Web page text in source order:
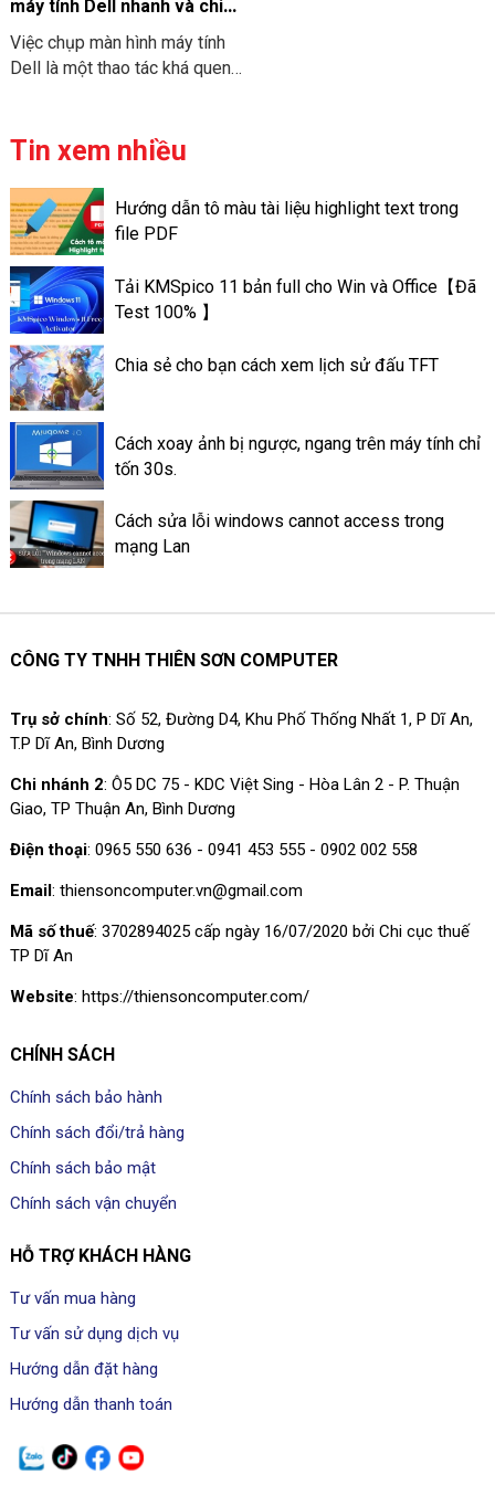
máy tính Dell nhanh và chi
tiết
Việc chụp màn hình máy tính
Dell là một thao tác khá quen
người cũng biết cách chụp
Bài viết này chúng tôi sẽ
hướng dẫn các cách chụp màn
hình máy tính Dell nhanh nhất
và chi tiết nhất. Giúp cho bạn
lựa chọn được cách phù hợp
với nhu cầu của mình.
Tin xem nhiều
Hướng dẫn tô màu tài liệu highlight text trong
file PDF
Tải KMSpico 11 bản full cho Win và Office【Đã
Test 100% 】
Chia sẻ cho bạn cách xem lịch sử đấu TFT
Cách xoay ảnh bị ngược, ngang trên máy tính chỉ
tốn 30s.
Cách sửa lỗi windows cannot access trong
mạng Lan
CÔNG TY TNHH THIÊN SƠN COMPUTER
Trụ sở chính: Số 52, Đường D4, Khu Phố Thống Nhất 1, P Dĩ An,
T.P Dĩ An, Bình Dương
Chi nhánh 2: Ô5 DC 75 - KDC Việt Sing - Hòa Lân 2 - P. Thuận
Giao, TP Thuận An, Bình Dương
Điện thoại: 0965 550 636 - 0941 453 555 - 0902 002 558
Email: thiensoncomputer.vn@gmail.com
Mã số thuế: 3702894025 cấp ngày 16/07/2020 bởi Chi cục thuế
TP Dĩ An
Website: https://thiensoncomputer.com/
CHÍNH SÁCH
Chính sách bảo hành
Chính sách đổi/trả hàng
Chính sách bảo mật
Chính sách vận chuyển
HỖ TRỢ KHÁCH HÀNG
Tư vấn mua hàng
Tư vấn sử dụng dịch vụ
Hướng dẫn đặt hàng
Hướng dẫn thanh toán